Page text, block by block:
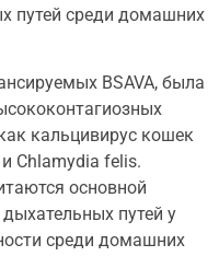
путей среди домашних
BSAVA, была
кальцивирус кошек
Chlamydia felis.
основной
путей у
среди домашних